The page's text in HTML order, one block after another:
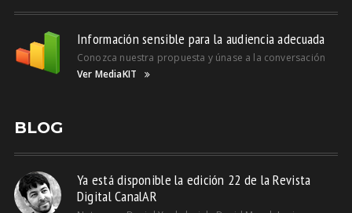
Información sensible para la audiencia adecuada
Conozca nuestra propuesta y únase a la conversación
Ver MediaKIT
BLOG
Ya está disponible la edición 22 de la Revista
Digital CanalAR